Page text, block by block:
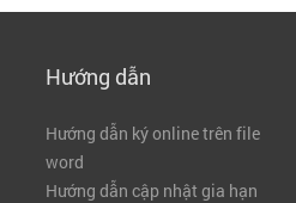
Hướng dẫn
Hướng dẫn ký online trên file
word
Hướng dẫn cập nhật gia hạn